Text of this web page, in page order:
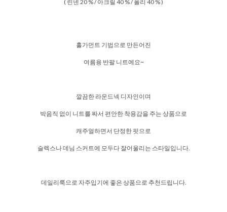
( 린넨 20 % / 아크릴 40 % / 폴리 40 % )
홀가먼트 기법으로 만든어진
여름용 반팔 니트에요~
깔끔한 라운드넥 디자인이며
박음직 없이 니트를 짜서 편안한 착용감을 주는 상품으로
캐주얼하면서 단정한 핏으로
슬렉스나 데님 스커트에 모두다 잘어울리는 스타일입니다.
데일리룩으로 자주입기에 좋은 상품으로 추천드립니다.